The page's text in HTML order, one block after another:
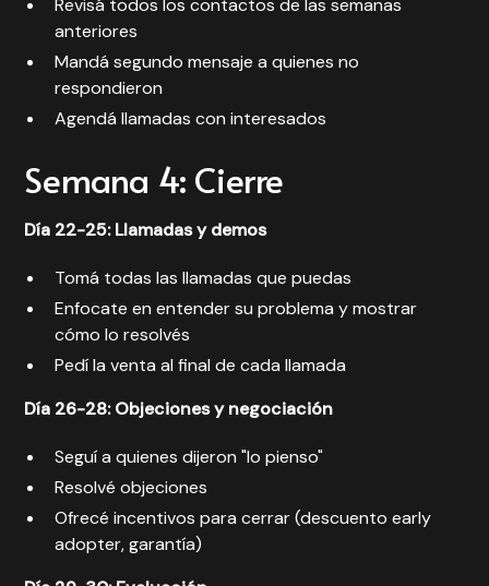
Revisá todos los contactos de las semanas
anteriores
Mandá segundo mensaje a quienes no
respondieron
Agendá llamadas con interesados
Semana 4: Cierre
Día 22-25: Llamadas y demos
Tomá todas las llamadas que puedas
Enfocate en entender su problema y mostrar
cómo lo resolvés
Pedí la venta al final de cada llamada
Día 26-28: Objeciones y negociación
Seguí a quienes dijeron "lo pienso"
Resolvé objeciones
Ofrecé incentivos para cerrar (descuento early
adopter, garantía)